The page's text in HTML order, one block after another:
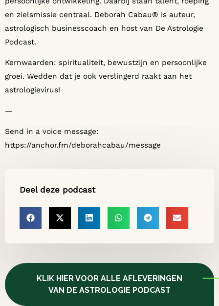
en zielsmissie centraal. Deborah Cabau® is auteur,
astrologisch businesscoach en host van De Astrologie
Podcast.
Kernwaarden: spiritualiteit, bewustzijn en persoonlijke
groei. Wedden dat je ook verslingerd raakt aan het
astrologievirus!
—
Send in a voice message:
https://anchor.fm/deborahcabau/message
Deel deze podcast
KLIK HIER VOOR ALLE AFLEVERINGEN
VAN DE ASTROLOGIE PODCAST